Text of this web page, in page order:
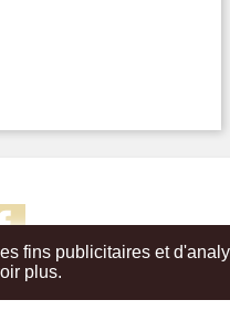
fins publicitaires et
plus.